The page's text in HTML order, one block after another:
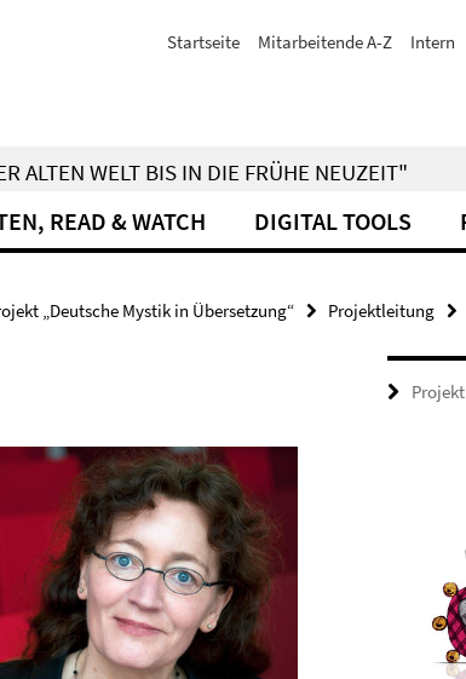
Startseite Mitarbeitende A-Z Intern
ALTEN WELT BIS IN DIE FRÜHE NEUZEIT"
READ & WATCH DIGITAL TOOLS
„Deutsche Mystik in Übersetzung“ Projektleitung
Projekt